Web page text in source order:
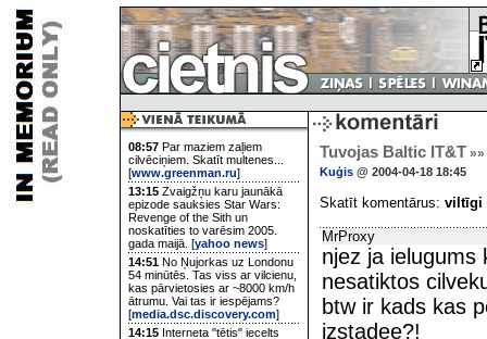
08:57 Par maziem zaļiem
cilvēciņiem. Skatīt multenes...
[www.greenman.ru]
13:15 Zvaigžņu karu jaunākā
epizode sauksies Star Wars:
Revenge of the Sith un
noskatīties to varēsim 2005.
gada maijā. [yahoo news]
14:51 No Ņujorkas uz Londonu
54 minūtēs. Tas viss ar vilcienu,
kas pārvietosies ar ~8000 km/h
ātrumu. Vai tas ir iespējams?
[media.dsc.discovery.com]
14:15 Interneta "tētis" iecelts
Tuvojas Baltic IT&T »»
Kuģis @ 2004-04-18 18:45
Skatīt komentārus: viltīgi
MrProxy
njez ja ielugums
nesatiktos
btw ir kads kas
izstadee?!